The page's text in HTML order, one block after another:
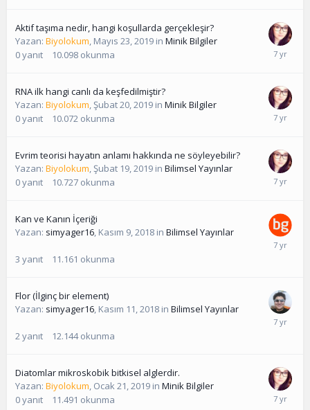
Aktif taşıma nedir, hangi koşullarda gerçekleşir?
Yazan: Biyolokum, Mayıs 23, 2019 in Minik Bilgiler
0yanıt 10.098 okunma
RNA ilk hangi canlı da keşfedilmiştir?
Yazan: Biyolokum,Şubat 20, 2019 in Minik Bilgiler
0yanıt 10.072 okunma
Evrim teorisi hayatın anlamı hakkında ne söyleyebilir?
Yazan: Biyolokum,Şubat 19, 2019 in Bilimsel Yayınlar
0yanıt 10.727 okunma
Kan ve Kanın İçeriği
Yazan: simyager16, Kasım 9, 2018 in Bilimsel Yayınlar
3 yanıt 11.161 okunma
Flor (İlginç bir element)
Yazan: simyager16, Kasım 11, 2018 in Bilimsel Yayınlar
2yanıt 12.144 okunma
Diatomlar mikroskobik bitkisel alglerdir.
Yazan: Biyolokum, Ocak 21, 2019 in Minik Bilgiler
0yanıt 11.491 okunma